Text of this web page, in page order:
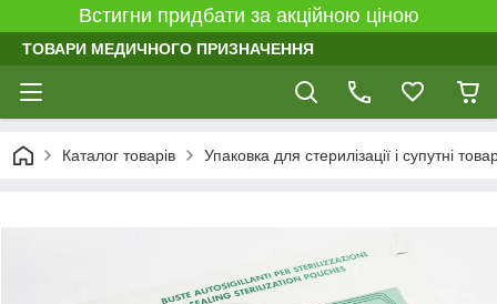
Встигни придбати за акційною ціною
ТОВАРИ МЕДИЧНОГО ПРИЗНАЧЕННЯ
Каталог товарів Упаковка для стерилізації і супутні